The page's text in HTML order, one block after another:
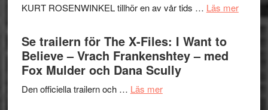
Folkets
–
en
KURT ROSENWINKEL tillhör en av vår tids … Läs merom
Se trailern för The X-Files: I Want to
Believe – Vrach Frankenshtey – med
Fox Mulder och Dana Scully
Den officiella trailern och … Läs merom